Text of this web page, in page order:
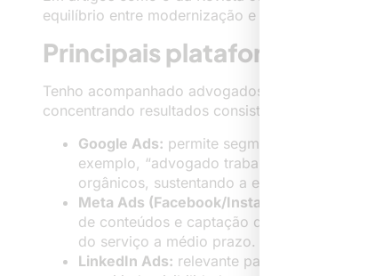
equilíbrio entre modernização e respeito às regras
Principais plataformas para
Tenho acompanhado advogados em diversas
concentrando resultados consistentes:
Google Ads: permite segmentar buscas,
exemplo, “advogado trabalhista em São
orgânicos, sustentando a estratégia se bem
Meta Ads (Facebook/Instagram):
de conteúdos e captação de leads que ainda
do serviço a médio prazo.
LinkedIn Ads: relevante para nichos